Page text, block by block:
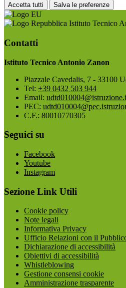
Accetta tutti Salva le preferenze
Istituto Tecnico
Contatti
Istituto Tecnico Antonio Zanon
Piazzale Cavedalis, 7 - 33100
Tel: +39 0432 503 944
Email:
PEC:
C.F.: 80010770305
Seguici su
Facebook
Youtube
Instagram
Sezione Link Utili
Cookie policy
Note legali
Informativa Privacy
Ufficio Relazioni con il
Dichiarazione di accessibilità
Obiettivi di accessibilità
Whistleblowing
Gestione consensi cookie
Amministrazione trasparente